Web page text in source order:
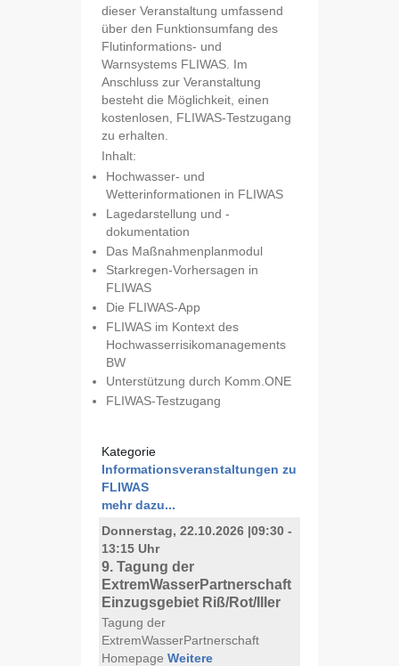
dieser Veranstaltung umfassend
über den Funktionsumfang des
Flutinformations- und
Warnsystems FLIWAS. Im
Anschluss zur Veranstaltung
besteht die Möglichkeit, einen
kostenlosen, FLIWAS-Testzugang
zu erhalten.
Inhalt:
Hochwasser- und
Wetterinformationen in FLIWAS
Lagedarstellung und -
dokumentation
Das Maßnahmenplanmodul
Starkregen-Vorhersagen in
FLIWAS
Die FLIWAS-App
FLIWAS im Kontext des
Hochwasserrisikomanagements
BW
Unterstützung durch Komm.ONE
FLIWAS-Testzugang
Kategorie
Informationsveranstaltungen zu
FLIWAS
mehr dazu...
Donnerstag, 22.10.2026 |09:30 -
13:15 Uhr
9. Tagung der
ExtremWasserPartnerschaft
Einzugsgebiet Riß/Rot/Iller
Tagung der
ExtremWasserPartnerschaft
Homepage Weitere